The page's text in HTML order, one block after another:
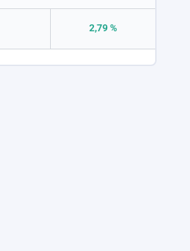
2,79 %